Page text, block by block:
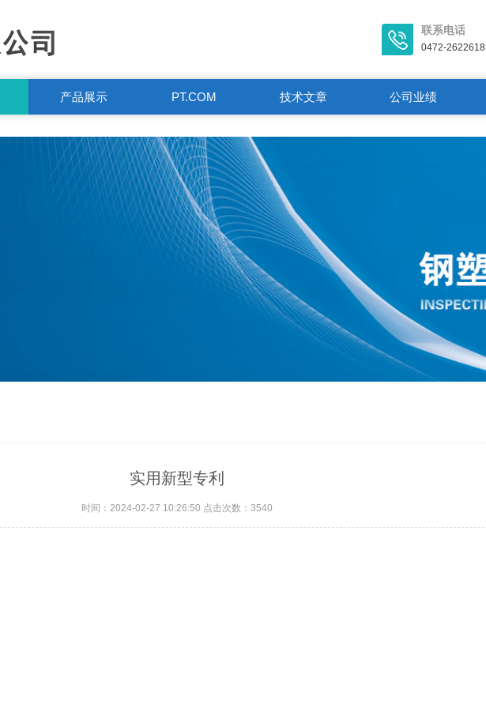
联系电话
0472-2622618
产品展示 PT.COM 技术文章 公司业绩
实用新型专利
时间：2024-02-27 10:26:50 点击次数：3540